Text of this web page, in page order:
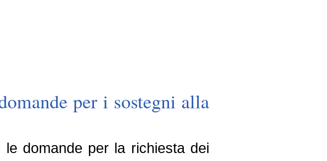
per i sostegni alla
domande per la richiesta dei